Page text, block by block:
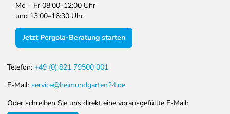
Mo – Fr 08:00–12:00 Uhr
und 13:00–16:30 Uhr
Jetzt Pergola-Beratung starten
Telefon: +49 (0) 821 79500 001
E-Mail: service@heimundgarten24.de
Oder schreiben Sie uns direkt eine vorausgefüllte E-Mail: